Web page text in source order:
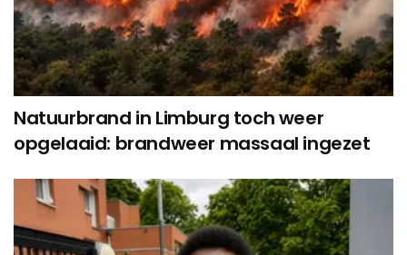
Natuurbrand in Limburg toch weer
opgelaaid: brandweer massaal ingezet